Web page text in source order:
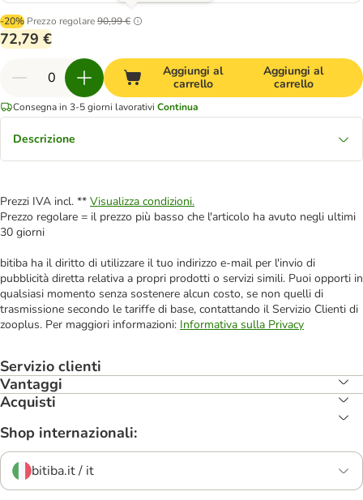
-20% Prezzo regolare90,99 €
72,79 €
Aggiungi al
carrello
Aggiungi al
carrello
Consegna in 3-5 giorni lavorativi Continua
Descrizione
Prezzi IVA incl. ** Visualizza condizioni.
Prezzo regolare = il prezzo più basso che l'articolo ha avuto negli ultimi
30 giorni
bitiba ha il diritto di utilizzare il tuo indirizzo e-mail per l'invio di
pubblicità diretta relativa a propri prodotti o servizi simili. Puoi opporti in
qualsiasi momento senza sostenere alcun costo, se non quelli di
trasmissione secondo le tariffe di base, contattando il Servizio Clienti di
zooplus. Per maggiori informazioni: Informativa sulla Privacy
Servizio clienti
Vantaggi
Acquisti
Shop internazionali:
bitiba.it / it